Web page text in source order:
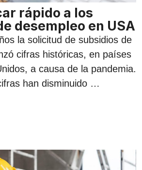
rápido a los
desempleo en USA
la solicitud de subsidios de
cifras históricas, en países
a causa de la pandemia.
han disminuido …